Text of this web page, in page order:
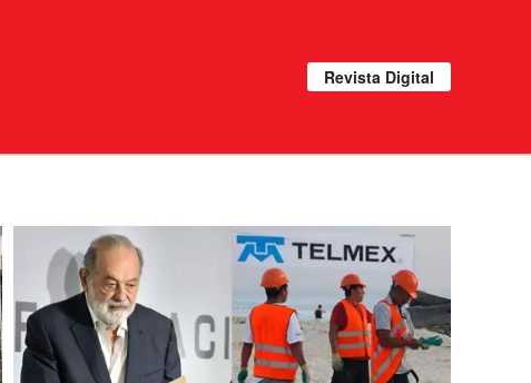
Revista Digital